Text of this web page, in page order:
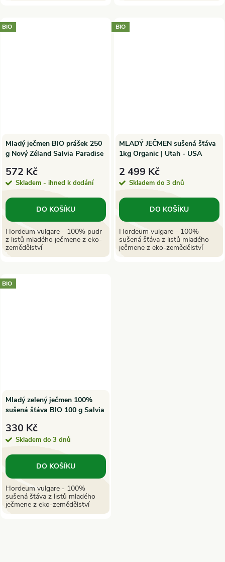
BIO
Mladý ječmen BIO prášek 250
g Nový Zéland Salvia Paradise
572 Kč
Skladem - ihned k dodání
DO KOŠÍKU
Hordeum vulgare - 100% pudr
z listů mladého ječmene z eko-
zemědělství
BIO
MLADÝ JEČMEN sušená šťáva
1kg Organic | Utah - USA
2 499 Kč
Skladem do 3 dnů
DO KOŠÍKU
Hordeum vulgare - 100%
sušená šťáva z listů mladého
ječmene z eko-zemědělství
BIO
Mladý zelený ječmen 100%
sušená šťáva BIO 100 g Salvia
330 Kč
Skladem do 3 dnů
DO KOŠÍKU
Hordeum vulgare - 100%
sušená šťáva z listů mladého
ječmene z eko-zemědělství